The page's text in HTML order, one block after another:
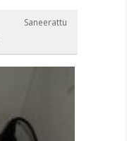
Saneerattu